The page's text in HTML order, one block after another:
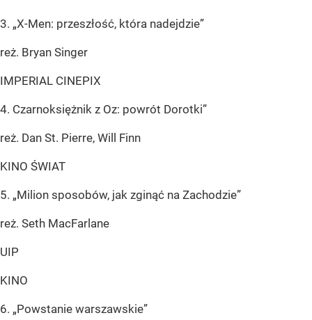
3. „X-Men: przeszłość, która nadejdzie”
reż. Bryan Singer
IMPERIAL CINEPIX
4. Czarnoksiężnik z Oz: powrót Dorotki”
reż. Dan St. Pierre, Will Finn
KINO ŚWIAT
5. „Milion sposobów, jak zginąć na Zachodzie”
reż. Seth MacFarlane
UIP
KINO
6. „Powstanie warszawskie”